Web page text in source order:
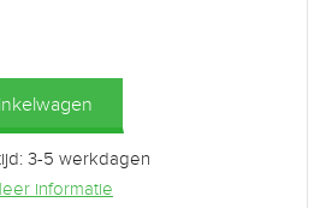
3-5 werkdagen
informatie